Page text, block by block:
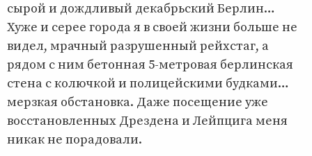
сырой и дождливый декабрьский Берлин…
Хуже и серее города я в своей жизни больше не
видел, мрачный разрушенный рейхстаг, а
рядом с ним бетонная 5-метровая берлинская
стена с колючкой и полицейскими будками…
мерзкая обстановка. Даже посещение уже
восстановленных Дрездена и Лейпцига меня
никак не порадовали.